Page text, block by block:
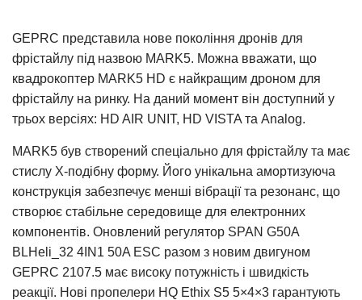
GEPRC представила нове покоління дронів для
фрістайлу під назвою MARK5. Можна вважати, що
квадрокоптер MARK5 HD є найкращим дроном для
фрістайлу на ринку. На даний момент він доступний у
трьох версіях: HD AIR UNIT, HD VISTA та Analog.
MARK5 був створений спеціально для фрістайлу та має
стислу X-подібну форму. Його унікальна амортизуюча
конструкція забезпечує менші вібрації та резонанс, що
створює стабільне середовище для електронних
компонентів. Оновлений регулятор SPAN G50A
BLHeli_32 4IN1 50A ESC разом з новим двигуном
GEPRC 2107.5 має високу потужність і швидкість
реакції. Нові пропелери HQ Ethix S5 5×4×3 гарантують